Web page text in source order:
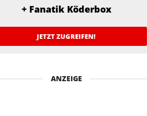
+ Fanatik Köderbox
JETZT ZUGREIFEN!
ANZEIGE